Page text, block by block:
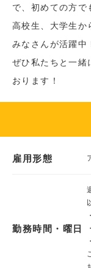
で、初めての方で
高校生、大学生か
みなさんが活躍中
ぜひ私たちと一緒
おります！
雇用形態
勤務時間・曜日